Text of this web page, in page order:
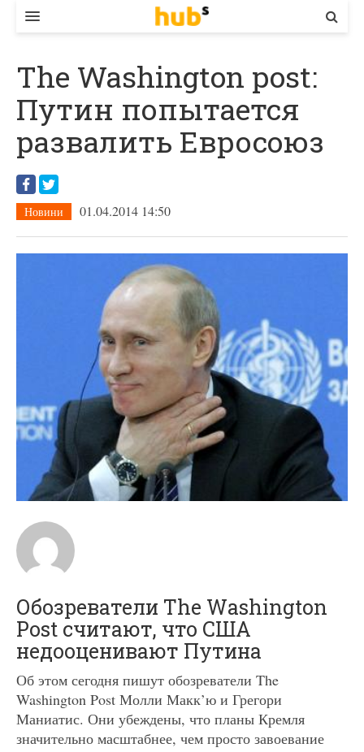
ЕКОНОМІКА
БІЗНЕС
СТАРТЕР
КОНТАКТИ
The Washington post:
Путин попытается
развалить Евросоюз
Новини 01.04.2014 14:50
Обозреватели The Washington
Post считают, что США
недооценивают Путина
Об этом сегодня пишут обозреватели The
Washington Post Молли Макк’ю и Грегори
Маниатис. Они убеждены, что планы Кремля
значительно масштабнее, чем просто завоевание